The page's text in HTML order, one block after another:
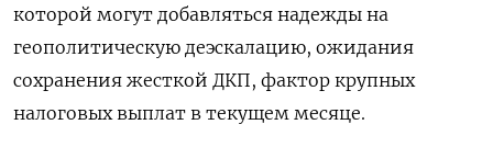
которой могут добавляться надежды на
геополитическую деэскалацию, ожидания
сохранения жесткой ДКП, фактор крупных
налоговых выплат в текущем месяце.